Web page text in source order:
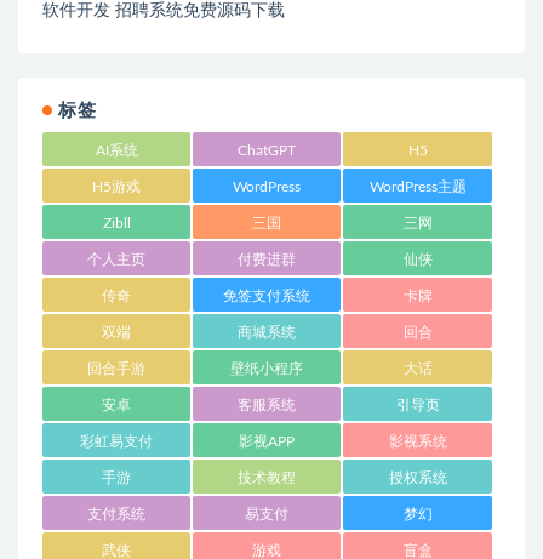
软件开发 招聘系统免费源码下载
标签
AI系统 ChatGPT H5
H5游戏 WordPress WordPress主题
Zibll 三国 三网
个人主页 付费进群 仙侠
传奇 免签支付系统 卡牌
双端 商城系统 回合
回合手游 壁纸小程序 大话
安卓 客服系统 引导页
彩虹易支付 影视APP 影视系统
手游 技术教程 授权系统
支付系统 易支付 梦幻
武侠 游戏 盲盒